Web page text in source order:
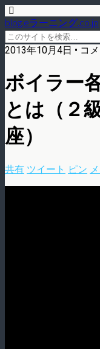
blog.eラーニング.co.jp
2013年10月4日 • コ
ボイラー
とは（２
座）
共有 ツイート ピン